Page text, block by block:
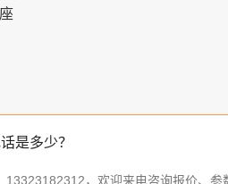
是多少？
13323182312，欢迎来电咨询报价、参